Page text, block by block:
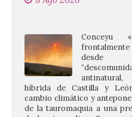
híbrida de Castilla y
cambio climático y
de la tauromaquia a una
de los incendios. Conceyu
vuelve a […]